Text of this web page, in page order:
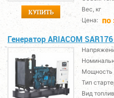
КУПИТЬ
Вес, кг
Цена: по
Генератор ARIACOM
Мощность
Тип
Вид